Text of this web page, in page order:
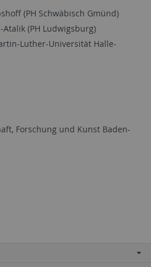
(PH Schwäbisch Gmünd)
(PH Ludwigsburg)
Luther-Universität Halle-
Forschung und Kunst Baden-